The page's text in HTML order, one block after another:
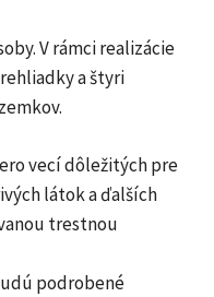
V rámci realizácie
a štyri
vecí dôležitých pre
látok a ďalších
trestnou
podrobené